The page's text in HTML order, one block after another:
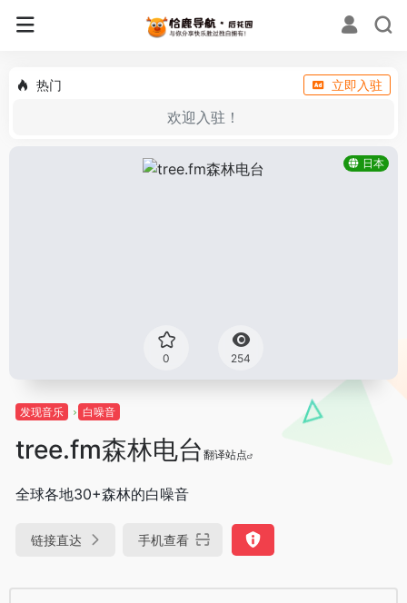
热门 立即入驻
欢迎入驻！
日本
0 254
发现音乐 白噪音
tree.fm森林电台 翻译站点
全球各地30+森林的白噪音
链接直达 手机查看